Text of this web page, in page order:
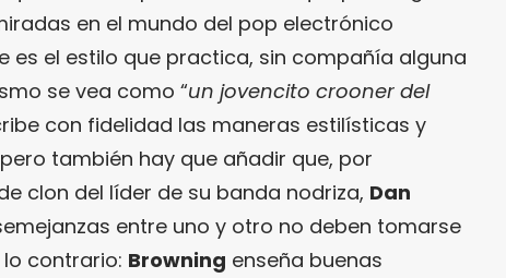
en el mundo del pop electrónico
es el estilo que practica, sin compañía alguna
se vea como “un jovencito crooner del
con fidelidad las maneras estilísticas y
también hay que añadir que, por
clon del líder de su banda nodriza, Dan
entre uno y otro no deben tomarse
contrario: Browning enseña buenas